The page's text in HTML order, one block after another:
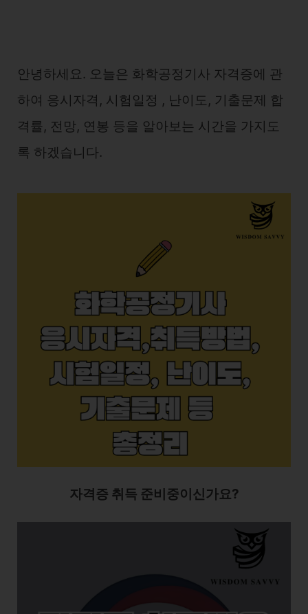
안녕하세요. 오늘은 화학공정기사 자격증에 관
하여 응시자격, 시험일정 , 난이도, 기출문제 합
격률, 전망, 연봉 등을 알아보는 시간을 가지도
록 하겠습니다.
자격증 취득 준비중이신가요?